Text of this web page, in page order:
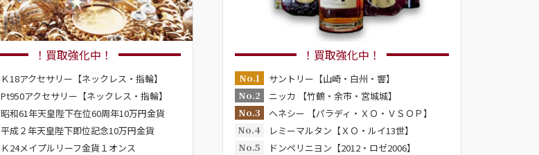
！買取強化中！
Ｋ18アクセサリー【ネックレス・指輪】
Pt950アクセサリー【ネックレス・指輪】
昭和61年天皇陛下在位60周年10万円金貨
平成２年天皇陛下即位記念10万円金貨
Ｋ24メイプルリーフ金貨１オンス
！買取強化中！
No.1
サントリー【山崎・白州・響】
No.2
ニッカ 【竹鶴・余市・宮城城】
No.3
ヘネシー 【パラディ・ＸＯ・ＶＳＯＰ】
No.4
レミーマルタン【ＸＯ・ルイ13世】
No.5
ドンペリニヨン【2012・ロゼ2006】